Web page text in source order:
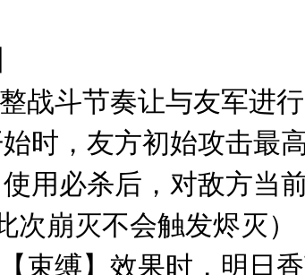
战斗节奏让与友军进
时，友方初始攻击最
用必杀后，对敌方当
崩灭不会触发烬灭）
束缚】效果时，明日